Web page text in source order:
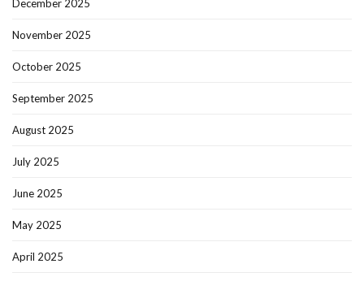
December 2025
November 2025
October 2025
September 2025
August 2025
July 2025
June 2025
May 2025
April 2025